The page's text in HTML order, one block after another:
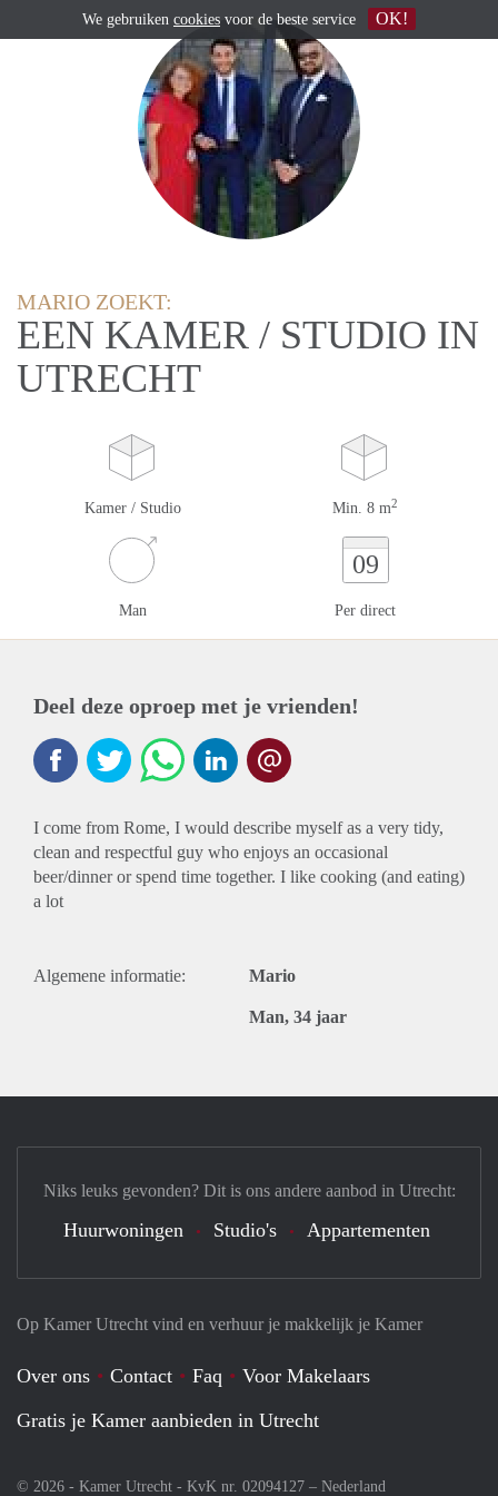
MARIO ZOEKT:
EEN KAMER / STUDIO IN
UTRECHT
Kamer / Studio Min. 8 m2
Man
09
Per direct
Deel deze oproep met je vrienden!
I come from Rome, I would describe myself as a very tidy,
clean and respectful guy who enjoys an occasional
beer/dinner or spend time together. I like cooking (and eating)
a lot
Algemene informatie: Mario
Man, 34 jaar
Op Kamer Utrecht vind en verhuur je makkelijk je Kamer
Over ons Contact Faq
Voor Makelaars
Gratis je Kamer aanbieden in Utrecht
© 2026 - Kamer Utrecht - KvK nr. 02094127 – Nederland
Niks leuks gevonden? Dit is ons andere aanbod in Utrecht:
Huurwoningen Studio's Appartementen
We gebruiken cookies voor de beste service OK!